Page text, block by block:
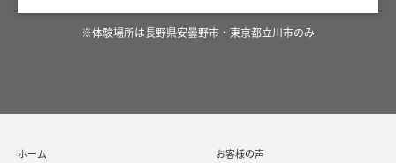
※体験場所は長野県安曇野市・東京都立川市のみ
ホーム
お客様の声